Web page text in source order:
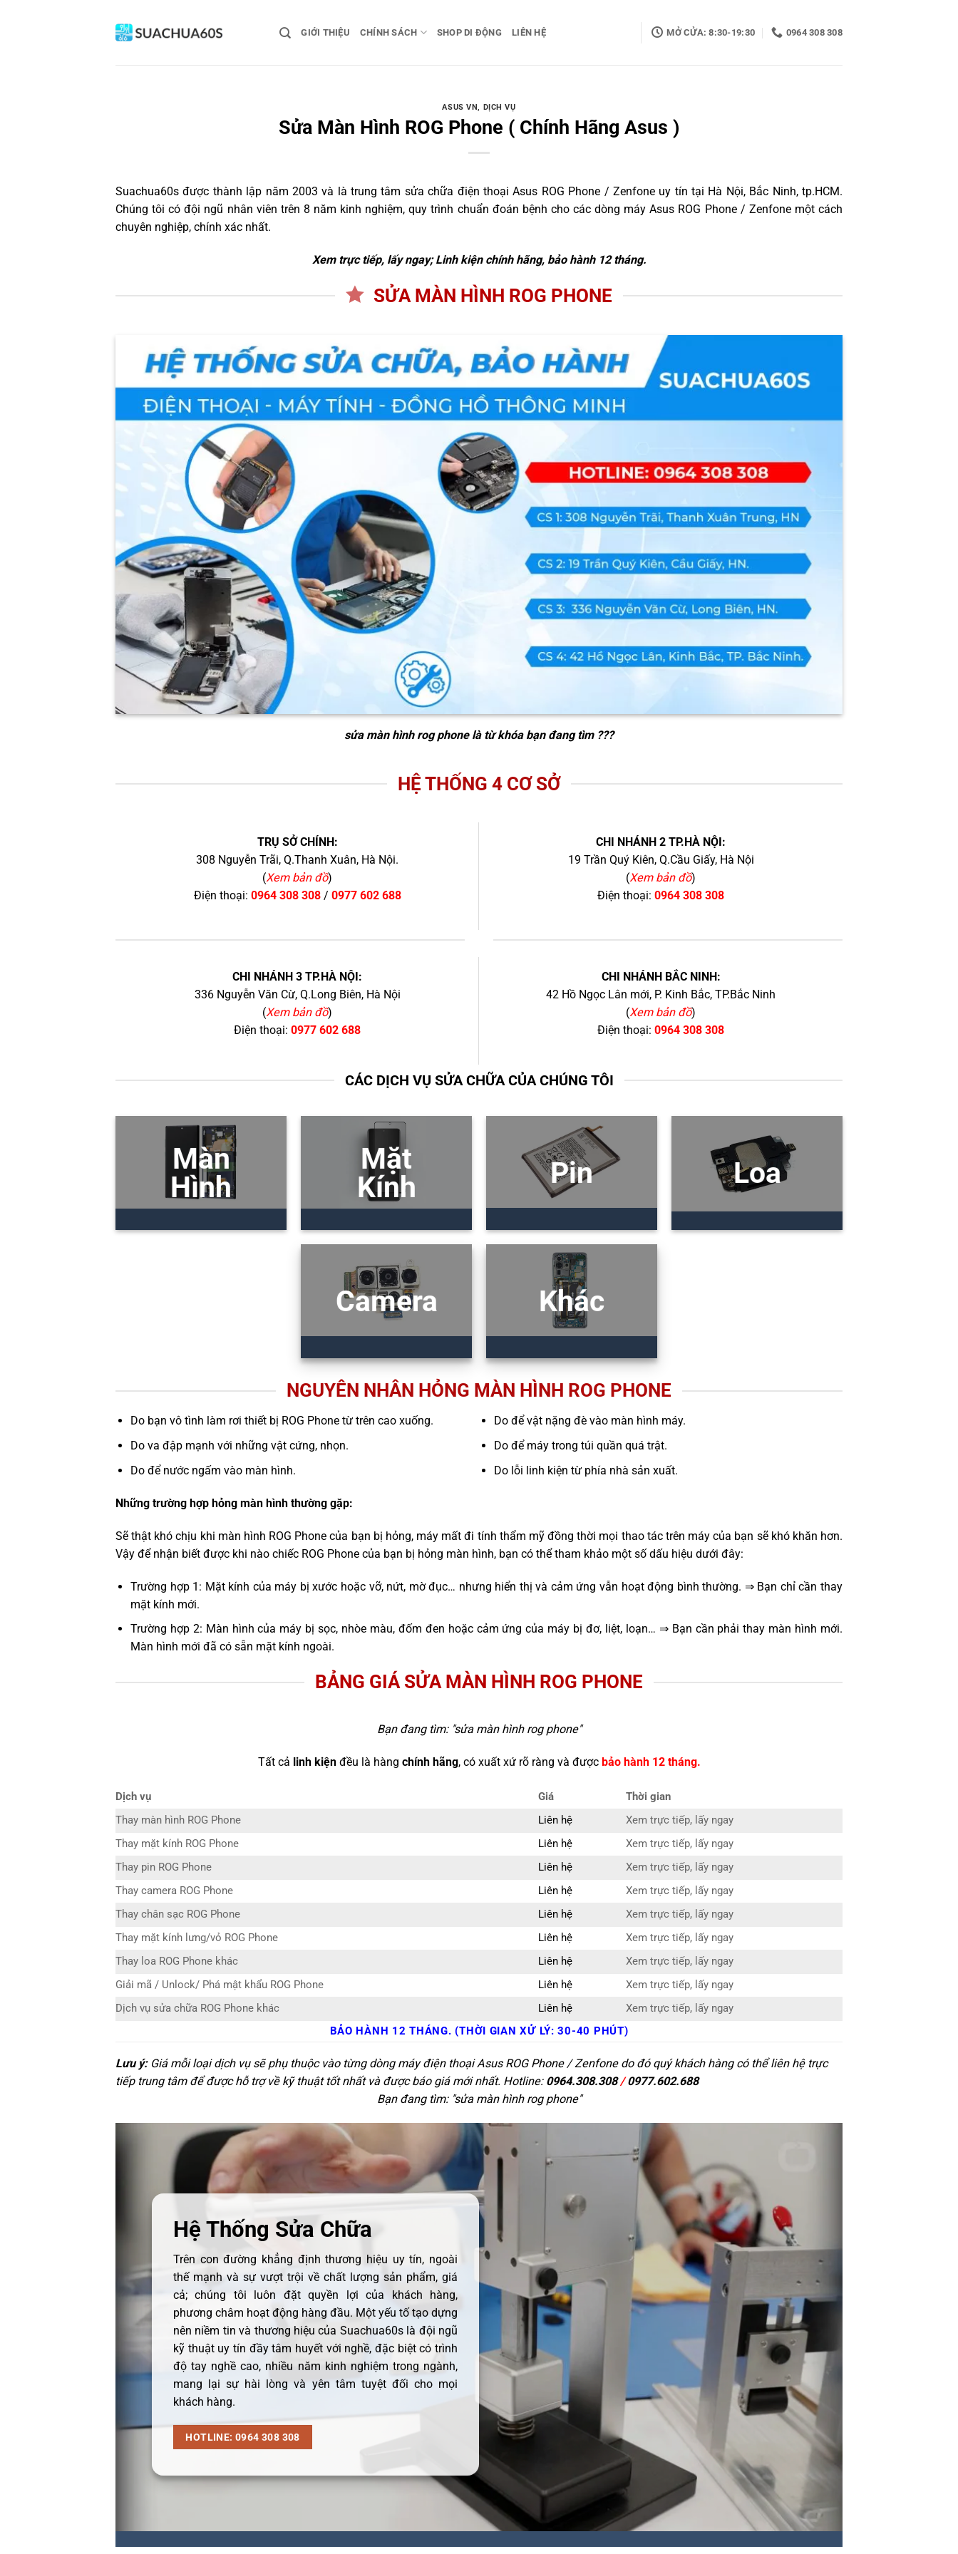
GIỚI THIỆU CHÍNH SÁCH SHOP DI ĐỘNG LIÊN HỆ MỞ CỬA: 8:30-19:30 0964 308 308
ASUS VN, DỊCH VỤ
Sửa Màn Hình ROG Phone ( Chính Hãng Asus )
Suachua60s được thành lập năm 2003 và là trung tâm sửa chữa điện thoại Asus ROG Phone / Zenfone uy tín tại Hà Nội, Bắc Ninh, tp.HCM.
Chúng tôi có đội ngũ nhân viên trên 8 năm kinh nghiệm, quy trình chuẩn đoán bệnh cho các dòng máy Asus ROG Phone / Zenfone một cách
chuyên nghiệp, chính xác nhất.
Xem trực tiếp, lấy ngay; Linh kiện chính hãng, bảo hành 12 tháng.
SỬA MÀN HÌNH ROG PHONE
sửa màn hình rog phonelà từ khóa bạn đang tìm ???
HỆ THỐNG 4 CƠ SỞ
TRỤ SỞ CHÍNH:
308 Nguyễn Trãi, Q.Thanh Xuân, Hà Nội.
(Xem bản đồ)
Điện thoại: 0964 308 308/ 0977 602 688
CHI NHÁNH 2 TP.HÀ NỘI:
19 Trần Quý Kiên, Q.Cầu Giấy, Hà Nội
(Xem bản đồ)
Điện thoại: 0964 308 308
CHI NHÁNH 3 TP.HÀ NỘI:
336 Nguyễn Văn Cừ, Q.Long Biên, Hà Nội
(Xem bản đồ)
Điện thoại: 0977 602 688
CHI NHÁNH BẮC NINH:
42 Hồ Ngọc Lân mới, P. Kinh Bắc, TP.Bắc Ninh
(Xem bản đồ)
Điện thoại: 0964 308 308
CÁC DỊCH VỤ SỬA CHỮA CỦA CHÚNG TÔI
Màn
Hình
Mặt
Kính
Pin Loa
Camera Khác
NGUYÊN NHÂN HỎNG MÀN HÌNH ROG PHONE
Do bạn vô tình làm rơi thiết bị ROG Phone từ trên cao xuống.
Do va đập mạnh với những vật cứng, nhọn.
Do để nước ngấm vào màn hình.
Do để vật nặng đè vào màn hình máy.
Do để máy trong túi quần quá trật.
Do lỗi linh kiện từ phía nhà sản xuất.
Những trường hợp hỏng màn hình thường gặp:
Sẽ thật khó chịu khi màn hình ROG Phone của bạn bị hỏng, máy mất đi tính thẩm mỹ đồng thời mọi thao tác trên máy của bạn sẽ khó khăn hơn.
Vậy để nhận biết được khi nào chiếc ROG Phone của bạn bị hỏng màn hình, bạn có thể tham khảo một số dấu hiệu dưới đây:
Trường hợp 1: Mặt kính của máy bị xước hoặc vỡ, nứt, mờ đục… nhưng hiển thị và cảm ứng vẫn hoạt động bình thường. ⇒ Bạn chỉ cần thay
mặt kính mới.
Trường hợp 2: Màn hình của máy bị sọc, nhòe màu, đốm đen hoặc cảm ứng của máy bị đơ, liệt, loạn… ⇒ Bạn cần phải thay màn hình mới.
Màn hình mới đã có sẵn mặt kính ngoài.
BẢNG GIÁ SỬA MÀN HÌNH ROG PHONE
Bạn đang tìm: "sửa màn hình rog phone"
Tất cả linh kiệnđều là hàng chính hãng, có xuất xứ rõ ràng và được bảo hành 12 tháng.
Dịch vụ Giá
Thời gian
Thay màn hình ROG Phone
Liên hệ
Xem trực tiếp, lấy ngay
Thay mặt kính ROG Phone
Liên hệ
Xem trực tiếp, lấy ngay
Thay pin ROG Phone
Liên hệ
Xem trực tiếp, lấy ngay
Thay camera ROG Phone
Liên hệ
Xem trực tiếp, lấy ngay
Thay chân sạc ROG Phone
Liên hệ
Xem trực tiếp, lấy ngay
Thay mặt kính lưng/vỏ ROG Phone
Liên hệ
Xem trực tiếp, lấy ngay
Thay loa ROG Phone khác
Liên hệ
Xem trực tiếp, lấy ngay
Giải mã / Unlock/ Phá mật khẩu ROG Phone
Liên hệ
Xem trực tiếp, lấy ngay
Dịch vụ sửa chữa ROG Phone khác
Liên hệ
Xem trực tiếp, lấy ngay
BẢO HÀNH 12 THÁNG. (THỜI GIAN XỬ LÝ: 30-40 PHÚT)
Lưu ý:Giá mỗi loại dịch vụ sẽ phụ thuộc vào từng dòng máy điện thoại Asus ROG Phone / Zenfone do đó quý khách hàng có thể liên hệ trực
tiếp trung tâm để được hỗ trợ về kỹ thuật tốt nhất và được báo giá mới nhất. Hotline: 0964.308.308/0977.602.688
Bạn đang tìm: "sửa màn hình rog phone"
Hệ Thống Sửa Chữa
Trên con đường khẳng định thương hiệu uy tín, ngoài
thế mạnh và sự vượt trội về chất lượng sản phẩm, giá
cả; chúng tôi luôn đặt quyền lợi của khách hàng,
phương châm hoạt động hàng đầu. Một yếu tố tạo dựng
nên niềm tin và thương hiệu của Suachua60s là đội ngũ
kỹ thuật uy tín đầy tâm huyết với nghề, đặc biệt có trình
độ tay nghề cao, nhiều năm kinh nghiệm trong ngành,
mang lại sự hài lòng và yên tâm tuyệt đối cho mọi
khách hàng.
HOTLINE: 0964 308 308